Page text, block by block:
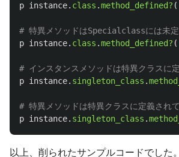
p instance. class .method_defined? (
# 特異メソッドはSpecialclassには未
p instance. class .method_defined? (
# インスタンスメソッドは特異クラスに
p instance. singleton_class .
# 特異メソッドは特異クラスに定義され
p instance. singleton_class .
以上、削られたサンプルコードでした。